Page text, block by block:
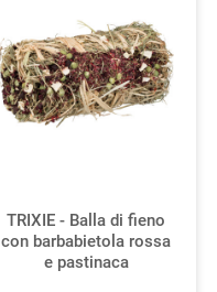
TRIXIE - Balla di fieno
con barbabietola rossa
e pastinaca